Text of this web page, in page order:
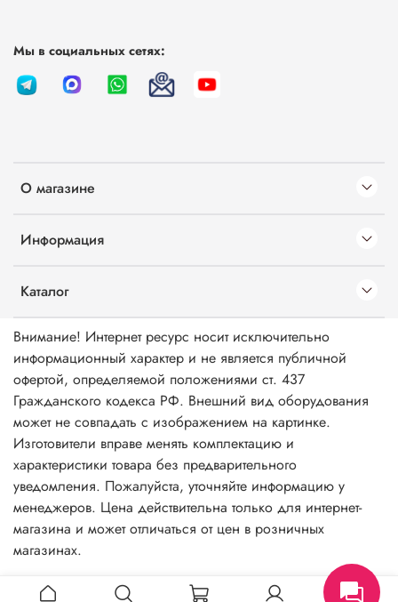
О магазине
Информация
Каталог
Мы в социальных сетях:
Внимание! Интернет ресурс носит исключительно
информационный характер и не является публичной
офертой, определяемой положениями ст. 437
Гражданского кодекса РФ. Внешний вид оборудования
может не совпадать с изображением на картинке.
Изготовители вправе менять комплектацию и
характеристики товара без предварительного
уведомления. Пожалуйста, уточняйте информацию у
менеджеров. Цена действительна только для интернет-
магазина и может отличаться от цен в розничных
магазинах.